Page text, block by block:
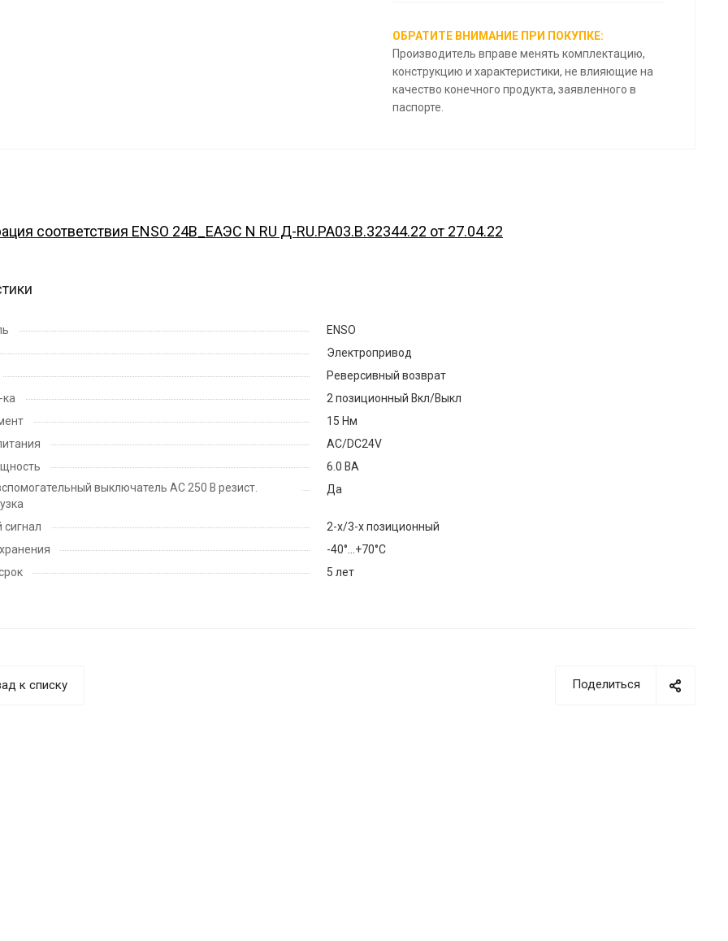
ОБРАТИТЕ ВНИМАНИЕ ПРИ ПОКУПКЕ:
Производитель вправе менять комплектацию,
конструкцию и характеристики, не влияющие на
качество конечного продукта, заявленного в
паспорте.
соответствия ENSO 24B_ЕАЭС N RU Д-RU.PA03.B.32344.22 от 27.04.22
ENSO
Электропривод
Реверсивный возврат
2 позиционный Вкл/Выкл
15 Нм
AC/DC24V
6.0 ВА
выключатель АС 250 В резист.
Да
2-х/3-х позиционный
-40°…+70°С
5 лет
Поделиться
к списку